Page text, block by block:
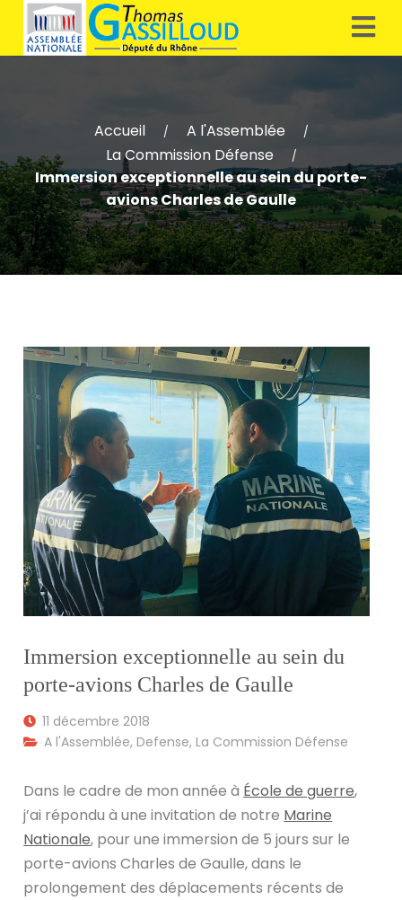
Accueil / A l'Assemblée /
La Commission Défense /
Immersion exceptionnelle au sein du porte-
avions Charles de Gaulle
Immersion exceptionnelle au sein du
porte-avions Charles de Gaulle
11 décembre 2018
A l'Assemblée,Defense,La Commission Défense
Dans le cadre de mon année à École de guerre,
j’ai répondu à une invitation de notre Marine
Nationale, pour une immersion de 5 jours sur le
porte-avions Charles de Gaulle, dans le
prolongement des déplacements récents de